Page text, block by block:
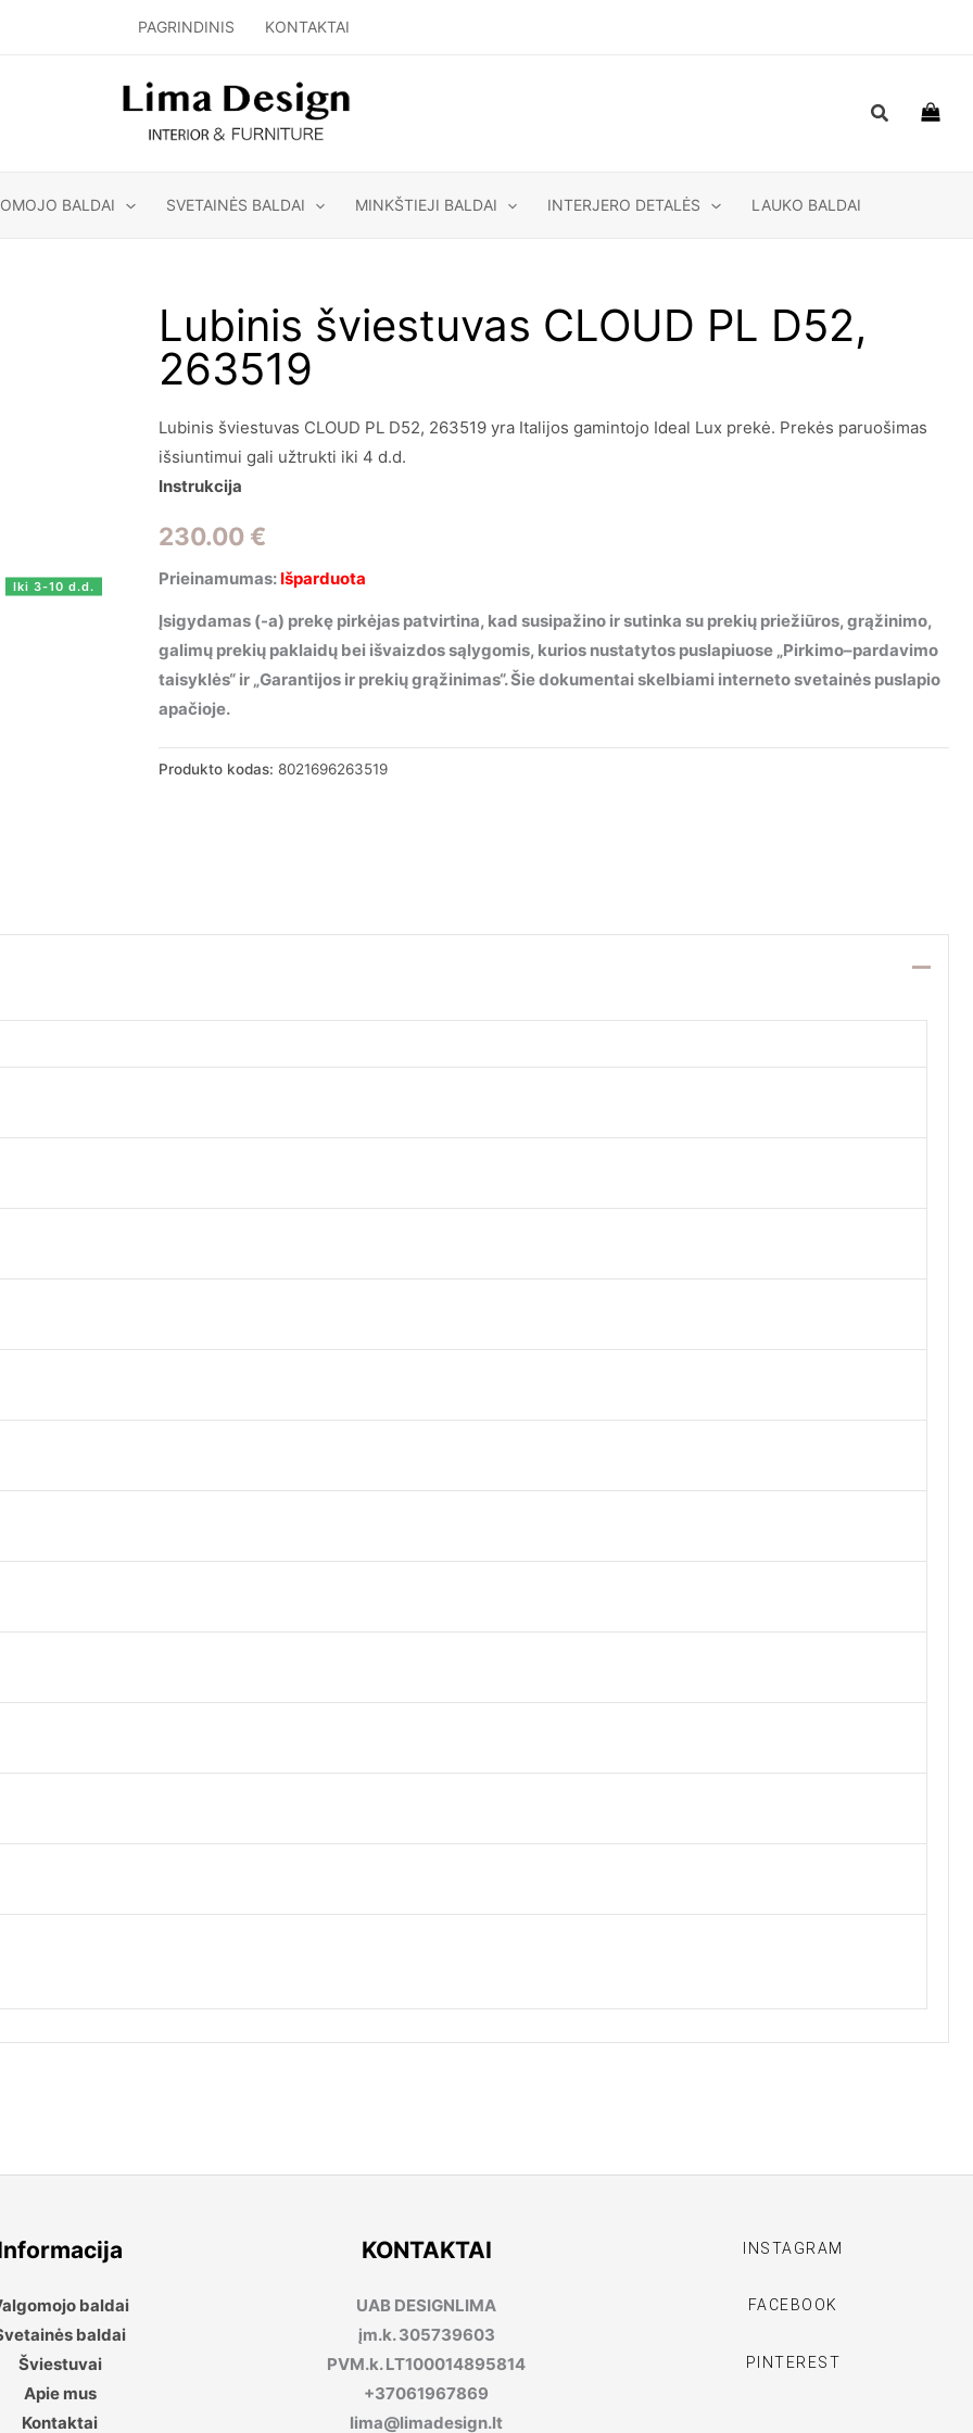
PAGRINDINIS KONTAKTAI
Paieška
BALDAI SVETAINĖS BALDAI MINKŠTIEJI BALDAI INTERJERO DETALĖS LAUKO BALDAI
Iki 3-10 d.d.
Lubinis šviestuvas CLOUD PL D52,
263519
Lubinis šviestuvas CLOUD PL D52, 263519 yra Italijos gamintojo Ideal Lux prekė. Prekės paruošimas
išsiuntimui gali užtrukti iki 4 d.d.
Instrukcija
230.00 €
Prieinamumas: Išparduota
Įsigydamas (-a) prekę pirkėjas patvirtina, kad susipažino ir sutinka su prekių priežiūros, grąžinimo,
galimų prekių paklaidų bei išvaizdos sąlygomis, kurios nustatytos puslapiuose „Pirkimo–pardavimo
taisyklės“ ir „Garantijos ir prekių grąžinimas“. Šie dokumentai skelbiami interneto svetainės puslapio
apačioje.
Produkto kodas: 8021696263519
baldai
baldai
Šviestuvai
Apie mus
Kontaktai
KONTAKTAI
UAB DESIGNLIMA
įm.k. 305739603
PVM.k. LT100014895814
+37061967869
lima@limadesign.lt
INSTAGRAM
FACEBOOK
PINTEREST